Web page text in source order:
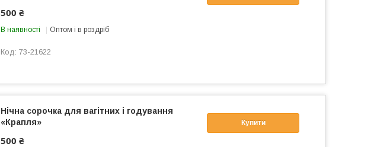
500 ₴
В наявності Оптом і в роздріб
73-21622
Купити
Нічна сорочка для вагітних і годування
«Крапля»
500 ₴